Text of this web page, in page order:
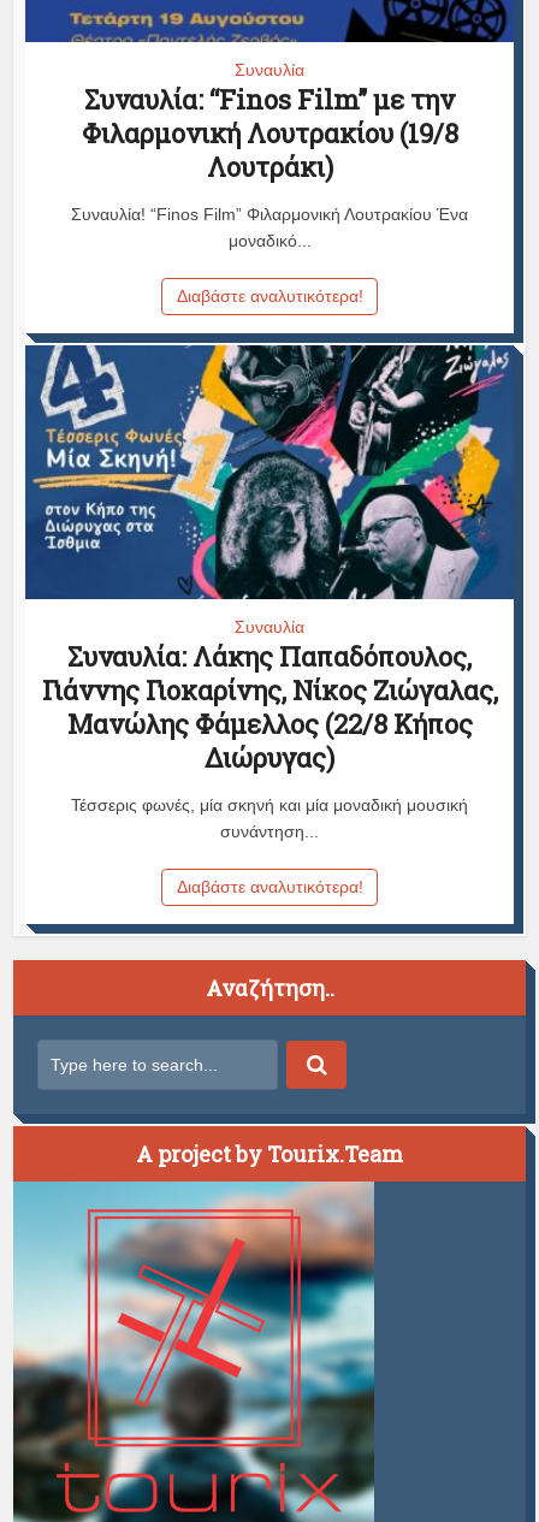
Συναυλία
Συναυλία: “Finos Film” με την
Φιλαρμονική Λουτρακίου (19/8
Λουτράκι)
Συναυλία! “Finos Film” Φιλαρμονική Λουτρακίου Ένα
μοναδικό...
Διαβάστε αναλυτικότερα!
Συναυλία
Συναυλία: Λάκης Παπαδόπουλος,
Γιάννης Γιοκαρίνης, Νίκος Ζιώγαλας,
Μανώλης Φάμελλος (22/8 Κήπος
Διώρυγας)
Τέσσερις φωνές, μία σκηνή και μία μοναδική μουσική
συνάντηση...
Διαβάστε αναλυτικότερα!
Αναζήτηση..
A project by Tourix.Team